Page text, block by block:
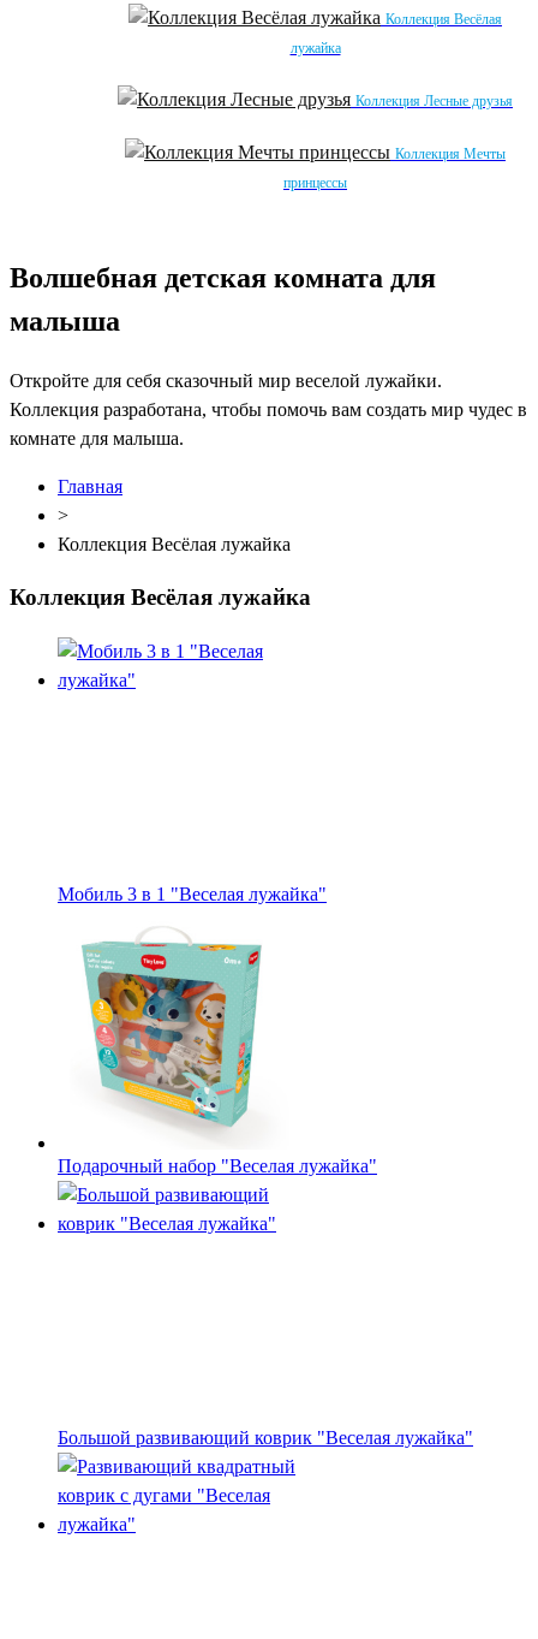
Коллекция Весёлая
лужайка
Коллекция Лесные друзья
Коллекция Мечты
принцессы
Волшебная детская комната для
малыша
Откройте для себя сказочный мир веселой лужайки.
Коллекция разработана, чтобы помочь вам создать мир чудес в
комнате для малыша.
Главная
>
Коллекция Весёлая лужайка
Коллекция Весёлая лужайка
Мобиль 3 в 1 "Веселая лужайка"
Подарочный набор "Веселая лужайка"
Большой развивающий коврик "Веселая лужайка"